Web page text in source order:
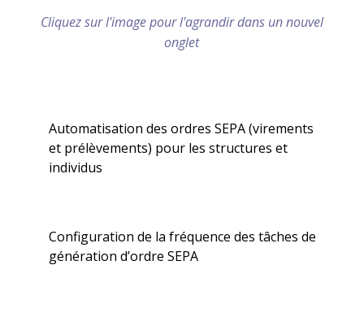
Cliquez sur l'image pour l'agrandir dans un nouvel
onglet
Automatisation des ordres SEPA (virements
et prélèvements) pour les structures et
individus
Configuration de la fréquence des tâches de
génération d’ordre SEPA